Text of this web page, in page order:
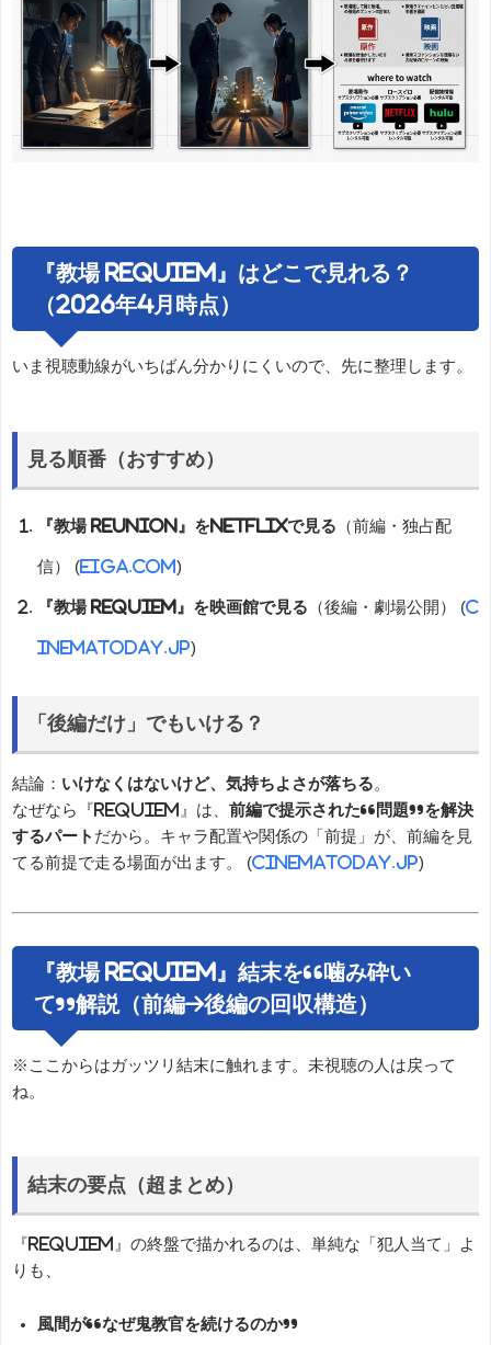
『教場 Requiem』はどこで見れる？
（2026年4月時点）
いま視聴動線がいちばん分かりにくいので、先に整理します。
見る順番（おすすめ）
『教場 Reunion』をNetflixで見る （前編・独占配
信） (eiga.com)
『教場 Requiem』を映画館で見る （後編・劇場公開） (c
inematoday.jp)
「後編だけ」でもいける？
結論： いけなくはないけど、気持ちよさが落ちる
なぜなら『Requiem』は、 前編で提示された“問題”を解決
するパート だから。キャラ配置や関係の「前提」が、前編を見
てる前提で走る場面が出ます。 (cinematoday.jp)
『教場 Requiem』結末を“噛み砕い
て”解説（前編→後編の回収構造）
※ここからはガッツリ結末に触れます。未視聴の人は戻って
ね。
結末の要点（超まとめ）
『Requiem』の終盤で描かれるのは、単純な「犯人当て」よ
りも、
風間が“なぜ鬼教官を続けるのか”